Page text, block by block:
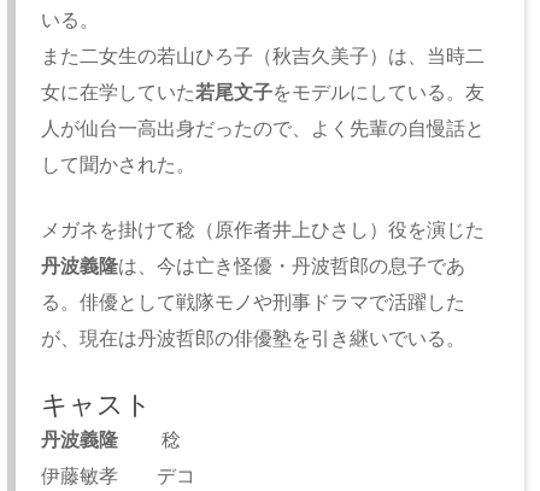
いる。
また二女生の若山ひろ子（秋吉久美子）は、当時二
女に在学していた若尾文子をモデルにしている。友
人が仙台一高出身だったので、よく先輩の自慢話と
して聞かされた。
メガネを掛けて稔（原作者井上ひさし）役を演じた
丹波義隆は、今は亡き怪優・丹波哲郎の息子であ
る。俳優として戦隊モノや刑事ドラマで活躍した
が、現在は丹波哲郎の俳優塾を引き継いでいる。
キャスト
丹波義隆 稔
伊藤敏孝 デコ